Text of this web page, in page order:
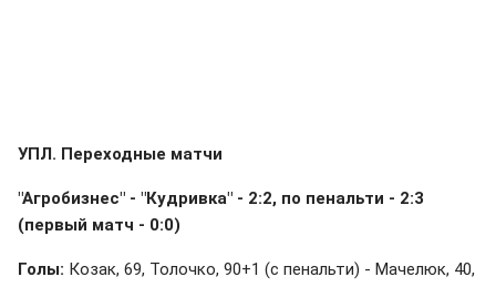
УПЛ. Переходные матчи
"Агробизнес" - "Кудривка" - 2:2, по пенальти - 2:3
(первый матч - 0:0)
Голы: Козак, 69, Толочко, 90+1 (с пенальти) - Мачелюк, 40,